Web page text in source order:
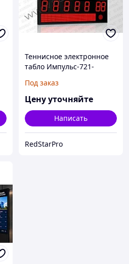
Теннисное электронное
табло Импульс-721-
S2
Под заказ
Цену уточняйте
Написать
RedStarPro